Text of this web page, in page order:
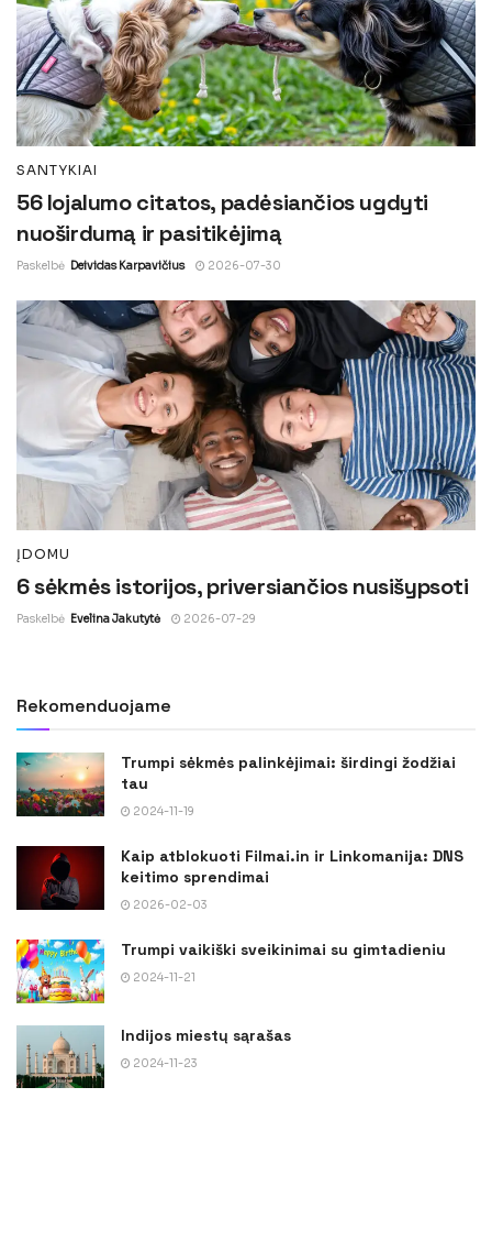
SANTYKIAI
56 lojalumo citatos, padėsiančios ugdyti
nuoširdumą ir pasitikėjimą
Paskelbė Deividas Karpavičius 2026-07-30
ĮDOMU
6 sėkmės istorijos, priversiančios nusišypsoti
Paskelbė Evelina Jakutytė 2026-07-29
Rekomenduojame
Trumpi sėkmės palinkėjimai: širdingi žodžiai
tau
2024-11-19
Kaip atblokuoti Filmai.in ir Linkomanija: DNS
keitimo sprendimai
2026-02-03
Trumpi vaikiški sveikinimai su gimtadieniu
2024-11-21
Indijos miestų sąrašas
2024-11-23